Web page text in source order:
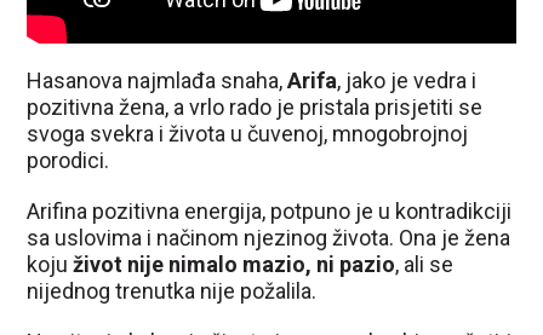
Hasanova najmlađa snaha,Arifa, jako je vedra i
pozitivna žena, a vrlo rado je pristala prisjetiti se
svoga svekra i života u čuvenoj, mnogobrojnoj
porodici.
Arifina pozitivna energija, potpuno je u kontradikciji
sa uslovima i načinom njezinog života. Ona je žena
koju život nije nimalo mazio, ni pazio, ali se
nijednog trenutka nije požalila.